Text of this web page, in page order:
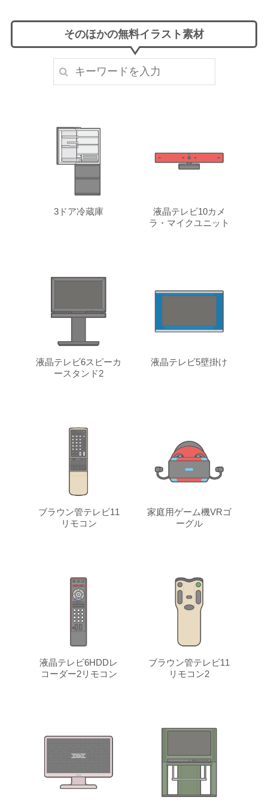
そのほかの無料イラスト素材
3ドア冷蔵庫
液晶テレビ10カメ
ラ・マイクユニット
液晶テレビ6スピーカ
ースタンド2
液晶テレビ5壁掛け
ブラウン管テレビ11
リモコン
家庭用ゲーム機VRゴ
ーグル
液晶テレビ6HDDレ
コーダー2リモコン
ブラウン管テレビ11
リモコン2